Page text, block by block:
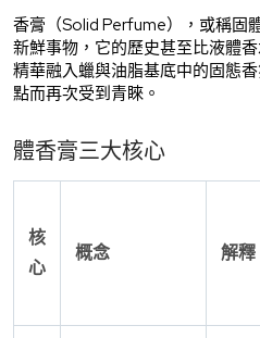
香膏（Solid Perfume），或稱固
新鮮事物，它的歷史甚至比液體
精華融入蠟與油脂基底中的固態
點而再次受到青睞。
體香膏三大核心
核
心
概念 解釋